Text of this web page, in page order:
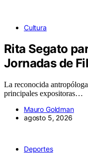
Cultura
Rita Segato
Jornadas de
La reconocida
principales expositoras…
Mauro Goldman
agosto 5, 2026
Deportes